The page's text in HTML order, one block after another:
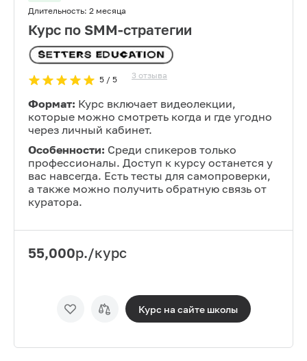
Длительность: 2 месяца
Курс по SMM-стратегии
5/ 5 3 отзыва
Формат: Курс включает видеолекции,
которые можно смотреть когда и где угодно
через личный кабинет.
Особенности: Среди спикеров только
профессионалы. Доступ к курсу останется у
вас навсегда. Есть тесты для самопроверки,
а также можно получить обратную связь от
куратора.
55,000р./курс
Курс на сайте школы